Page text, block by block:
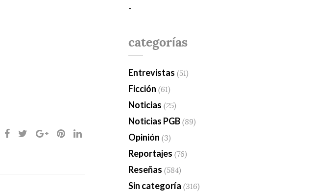
-
categorías
Entrevistas (51)
Ficción (61)
Noticias (25)
Noticias PGB (89)
Opinión (3)
Reportajes (76)
Reseñas (584)
Sin categoría (316)